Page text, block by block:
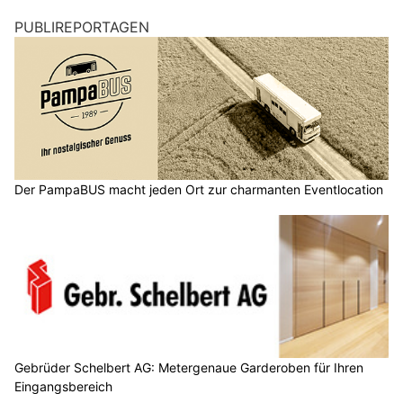
PUBLIREPORTAGEN
Der PampaBUS macht jeden Ort zur charmanten Eventlocation
Gebrüder Schelbert AG: Metergenaue Garderoben für Ihren
Eingangsbereich